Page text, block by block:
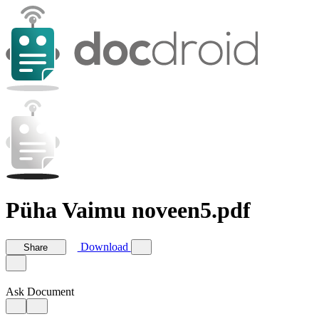
Püha Vaimu noveen5.pdf
Share Download
Ask Document